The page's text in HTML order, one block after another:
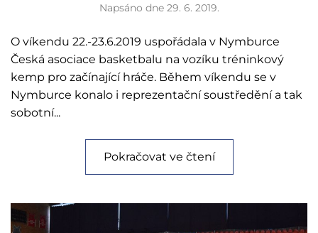
Napsáno dne 29. 6. 2019.
O víkendu 22.-23.6.2019 uspořádala v Nymburce
Česká asociace basketbalu na vozíku tréninkový
kemp pro začínající hráče. Během víkendu se v
Nymburce konalo i reprezentační soustředění a tak
sobotní...
Pokračovat ve čtení